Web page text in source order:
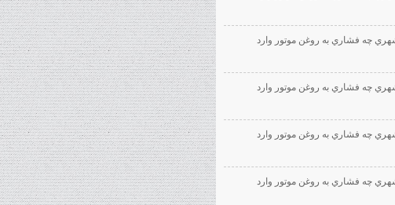
چه فشاري به روغن موتور وارد
چه فشاري به روغن موتور وارد
چه فشاري به روغن موتور وارد
چه فشاري به روغن موتور وارد